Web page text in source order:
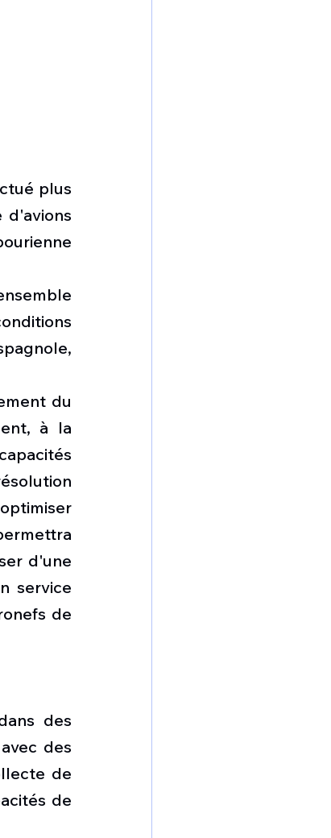
plus
du
à la
d'une
service
de
des
des
de
de